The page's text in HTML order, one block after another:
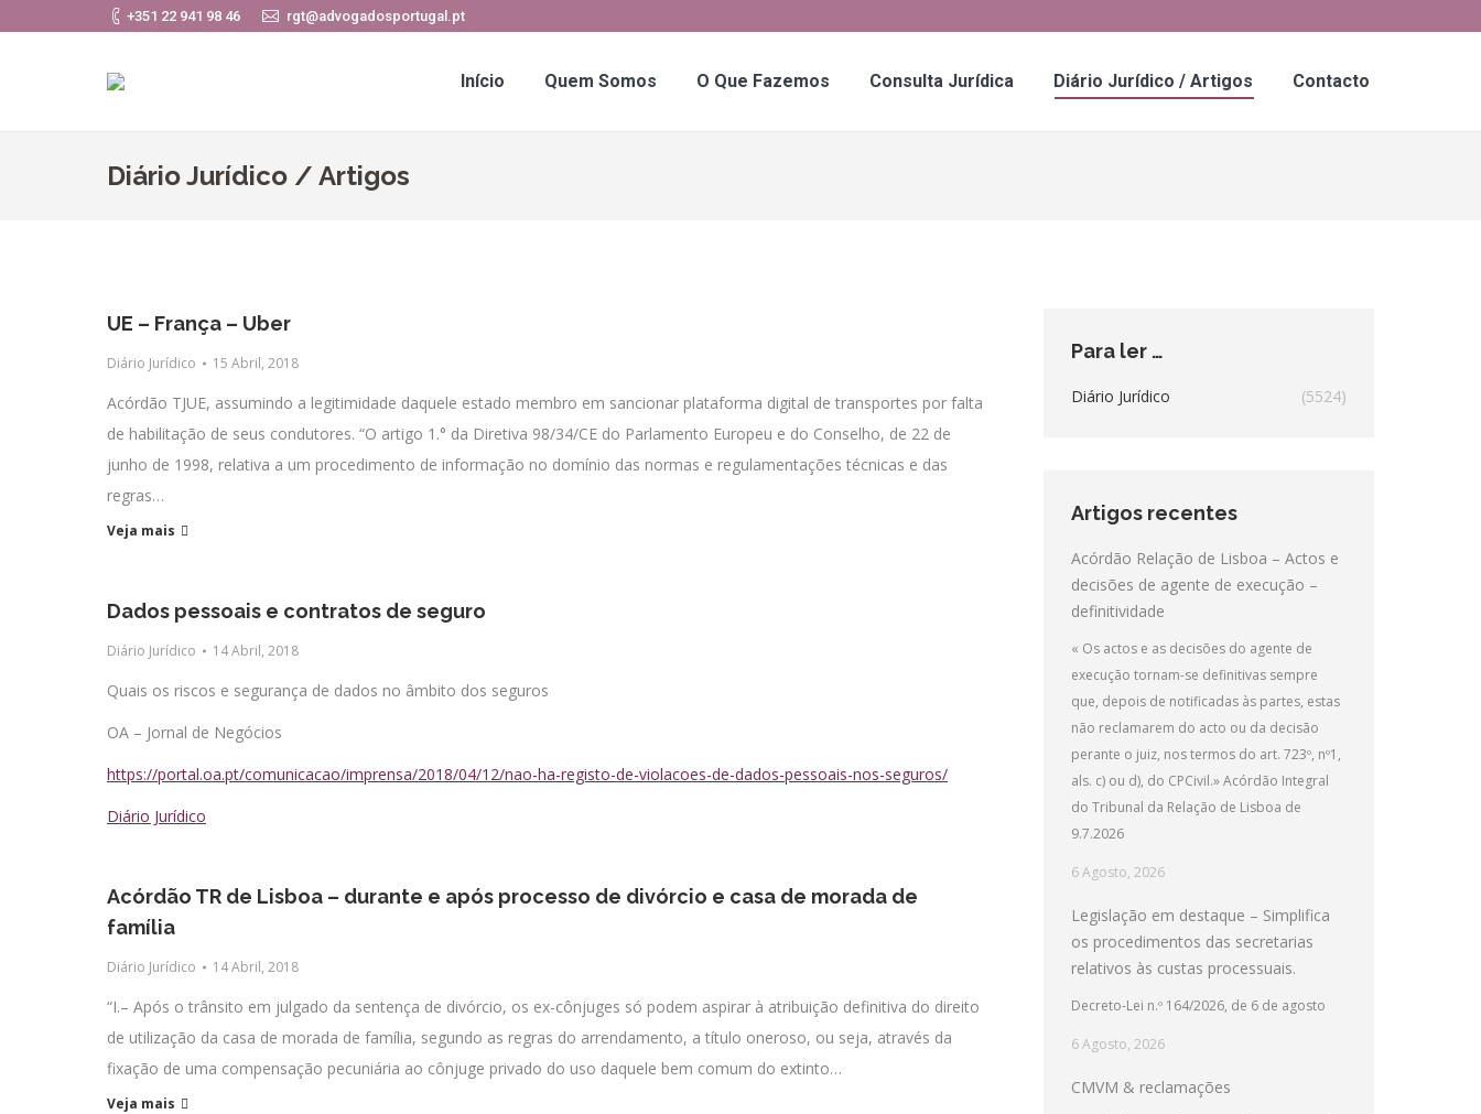
+351 22 941 98 46 rgt@advogadosportugal.pt
Início Quem Somos O Que Fazemos Consulta Jurídica Diário Jurídico / Artigos Contacto
Diário Jurídico / Artigos
UE – França – Uber
Diário Jurídico 15 Abril, 2018
Acórdão TJUE, assumindo a legitimidade daquele estado membro em sancionar plataforma digital de transportes por falta
de habilitação de seus condutores. “O artigo 1.° da Diretiva 98/34/CE do Parlamento Europeu e do Conselho, de 22 de
junho de 1998, relativa a um procedimento de informação no domínio das normas e regulamentações técnicas e das
regras…
Veja mais
Dados pessoais e contratos de seguro
Diário Jurídico 14 Abril, 2018
Quais os riscos e segurança de dados no âmbito dos seguros
OA – Jornal de Negócios
https://portal.oa.pt/comunicacao/imprensa/2018/04/12/nao-ha-registo-de-violacoes-de-dados-pessoais-nos-seguros/
Diário Jurídico
Acórdão TR de Lisboa – durante e após processo de divórcio e casa de morada de
família
Diário Jurídico 14 Abril, 2018
“I.– Após o trânsito em julgado da sentença de divórcio, os ex-cônjuges só podem aspirar à atribuição definitiva do direito
de utilização da casa de morada de família, segundo as regras do arrendamento, a título oneroso, ou seja, através da
fixação de uma compensação pecuniária ao cônjuge privado do uso daquele bem comum do extinto…
Veja mais
Para ler …
Diário Jurídico (5524)
Artigos recentes
Acórdão Relação de Lisboa – Actos e
decisões de agente de execução –
definitividade
« Os actos e as decisões do agente de
execução tornam-se definitivas sempre
que, depois de notificadas às partes, estas
não reclamarem do acto ou da decisão
perante o juiz, nos termos do art. 723º, nº1,
als. c) ou d), do CPCivil.» Acórdão Integral
do Tribunal da Relação de Lisboa de
9.7.2026
6 Agosto, 2026
Legislação em destaque – Simplifica
os procedimentos das secretarias
relativos às custas processuais.
Decreto-Lei n.º 164/2026, de 6 de agosto
6 Agosto, 2026
CMVM & reclamações